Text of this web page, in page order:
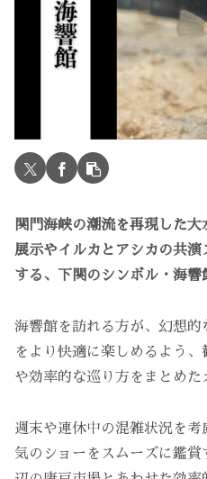
関門海峡の潮流を再現した
展示やイルカとアシカの共
する、下関のシンボル・海響
海響館を訪れる方が、幻想
をより快適に楽しめるよう
や効率的な巡り方をまとめた
週末や連休中の混雑状況を
気のショーをスムーズに鑑